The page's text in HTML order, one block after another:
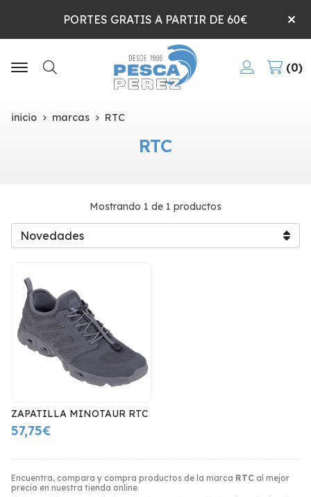
PORTES GRATIS A PARTIR DE 60€
Buscar
0
inicio marcas RTC
RTC
Encuentra, compara y compra productos de la marca RTC al mejor
precio en nuestra tienda online.
Mostrando 1 de 1 productos
ZAPATILLA MINOTAUR RTC
57,75€